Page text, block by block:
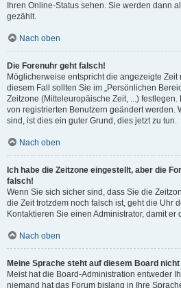
Ihren Online-Status sehen. Sie werden dann
gezählt.
Nach oben
Die Forenuhr geht falsch!
Möglicherweise entspricht die angezeigte
diesem Fall sollten Sie im „Persönlichen
Zeitzone (Mitteleuropäische Zeit, ...)
von registrierten Benutzern geändert werden.
sind, ist dies ein guter Grund, dies jetzt zu tun.
Nach oben
Ich habe die Zeitzone eingestellt, aber die
falsch!
Wenn Sie sich sicher sind, dass Sie die
die Zeit trotzdem noch falsch ist, geht die Uhr
Kontaktieren Sie einen Administrator, damit
Nach oben
Meine Sprache steht auf diesem Board
Meist hat die Board-Administration entweder
niemand hat das Forum bislang in Ihre